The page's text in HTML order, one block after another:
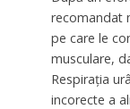
recomandat
pe care le
musculare,
Respirația
incorecte a